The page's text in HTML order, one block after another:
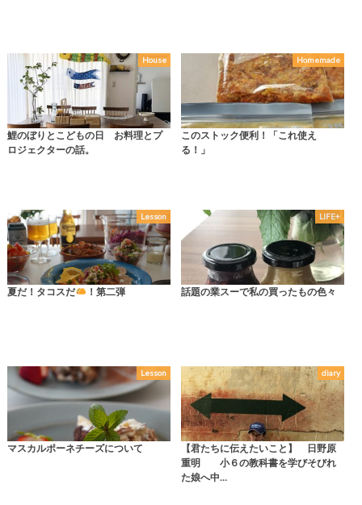
House
鯉のぼりとこどもの日 お料理とプ
ロジェクターの話。
Homemade
このストック便利！「これ使え
る！」
Lesson
夏だ！タコスだ ！第二弾
LIFE+
話題の業スーで私の買ったもの色々
Lesson
マスカルポーネチーズについて
diary
【君たちに伝えたいこと】 日野原
重明 小６の教科書を学びそびれ
た娘へ中…